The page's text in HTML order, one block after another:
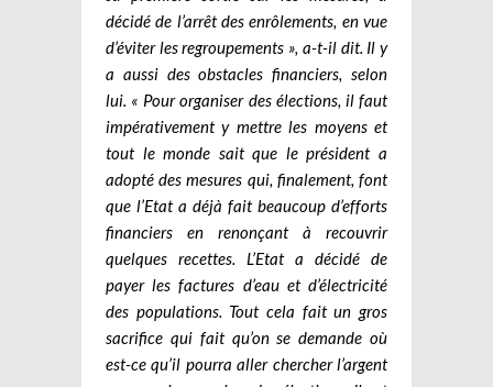
décidé de l’arrêt des enrôlements, en vue
d’éviter les regroupements », a-t-il dit. Il y
a aussi des obstacles financiers, selon
lui. « Pour organiser des élections, il faut
impérativement y mettre les moyens et
tout le monde sait que le président a
adopté des mesures qui, finalement, font
que l’Etat a déjà fait beaucoup d’efforts
financiers en renonçant à recouvrir
quelques recettes. L’Etat a décidé de
payer les factures d’eau et d’électricité
des populations. Tout cela fait un gros
sacrifice qui fait qu’on se demande où
est-ce qu’il pourra aller chercher l’argent